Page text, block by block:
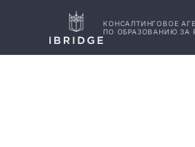
КОНСАЛТИНГОВОЕ
ПО ОБРАЗОВАНИЮ ЗА